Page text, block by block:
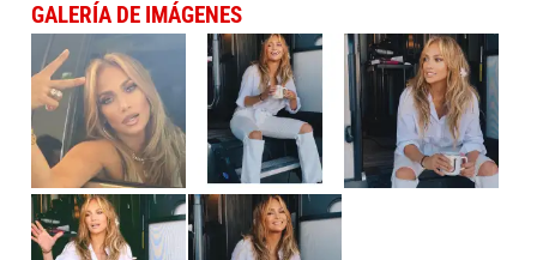
GALERÍA DE IMÁGENES